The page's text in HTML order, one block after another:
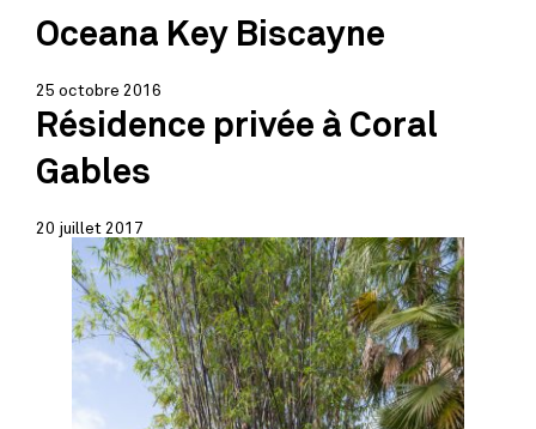
Oceana Key Biscayne
25 octobre 2016
Résidence privée à Coral
Gables
20 juillet 2017